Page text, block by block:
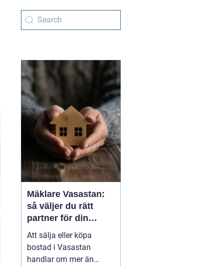
Mäklare Vasastan:
så väljer du rätt
partner för din
bostadsaffär
Att sälja eller köpa
bostad i Vasastan
handlar om mer än